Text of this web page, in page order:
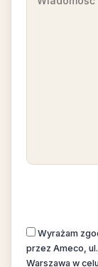
Wyrażam
przez Ameco,
Warszawa w